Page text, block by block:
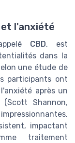
et l'anxiété
CBD, est
dans la
une étude de
participants ont
après un
Shannon,
impactant
traitement